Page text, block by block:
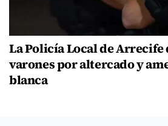
La Policía Local de Arrecife
varones por altercado y
blanca